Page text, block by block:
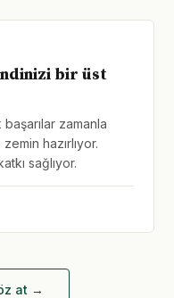
bir üst
zamanla
hazırlıyor.
sağlıyor.
at →